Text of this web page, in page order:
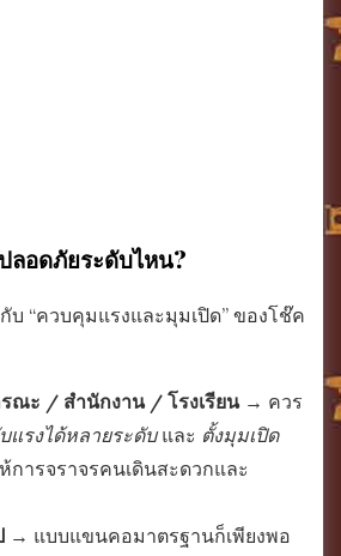
ลอดภัยระดับไหน?
บ “ควบคุมแรงและมุมเปิด” ของโช๊ค
ณะ / สำนักงาน / โรงเรียน → ควร
แรงได้หลายระดับและ ตั้งมุมเปิด
การจราจรคนเดินสะดวกและ
→ แบบแขนคอมาตรฐานก็เพียงพอ